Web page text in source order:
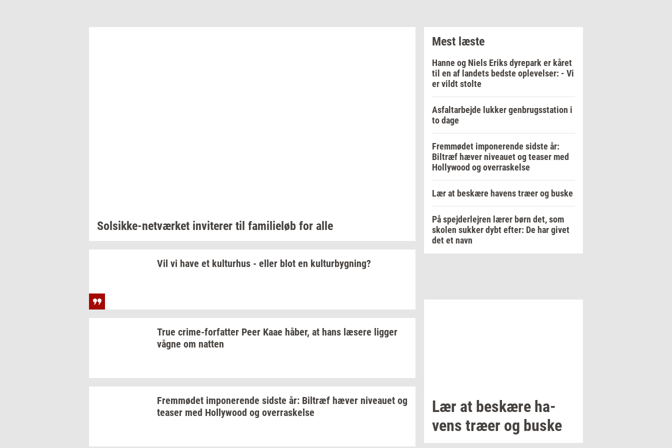
Solsikke-​netværket in­vi­te­rer til fa­mi­li­e­løb for alle
Vil vi have et kul­tur­hus - eller blot en kul­tur­byg­ning?
True crime-​forfatter Peer Kaae håber, at hans læ­se­re lig­ger
vågne om nat­ten
Frem­mø­det im­po­ne­ren­de sid­ste år: Bil­træf hæver ni­veau­et og
tea­ser med Hol­lywood og over­ra­skel­se
Mest læste
Hanne og Niels Eriks dyrepark er kåret
til en af landets bedste oplevelser: - Vi
er vildt stolte
Asfaltarbejde lukker genbrugsstation i
to dage
Fremmødet imponerende sidste år:
Biltræf hæver niveauet og teaser med
Hollywood og overraskelse
Lær at beskære havens træer og buske
På spejderlejren lærer børn det, som
skolen sukker dybt efter: De har givet
det et navn
Lær at be­skæ­re ha­
vens træer og buske